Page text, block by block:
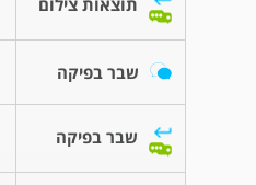
תוצאות צילום
שבר בפיקה
שבר בפיקה